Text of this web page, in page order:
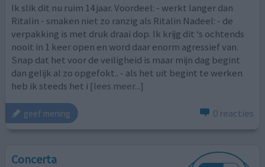
Ik slik dit nu ruim 14 jaar. Voordeel: - werkt langer dan
Ritalin - smaken niet zo ranzig als Ritalin Nadeel: - de
verpakking is met druk draai dop. Ik krijg dit ‘s ochtends
nooit in 1 keer open en word daar enorm agressief van.
Snap dat het voor de veiligheid is maar mijn dag begint
dan gelijk al zo opgefokt.. - als het uit begint te werken
heb ik steeds het i [lees meer...]
geef mening 0 reacties
Concerta